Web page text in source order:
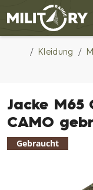
Army shop
Kleidung
Jacke M65
CAMO
Gebraucht